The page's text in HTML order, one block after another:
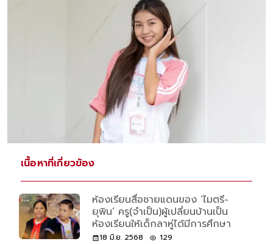
เนื้อหาที่เกี่ยวข้อง
ห้องเรียนสื่อชายแดนของ ‘ไมตรี-
ยุพิน’ ครู(จำเป็น)ผู้เปลี่ยนบ้านเป็น
ห้องเรียนให้เด็กลาหู่ได้มีการศึกษา
18 มิ.ย. 2568 129